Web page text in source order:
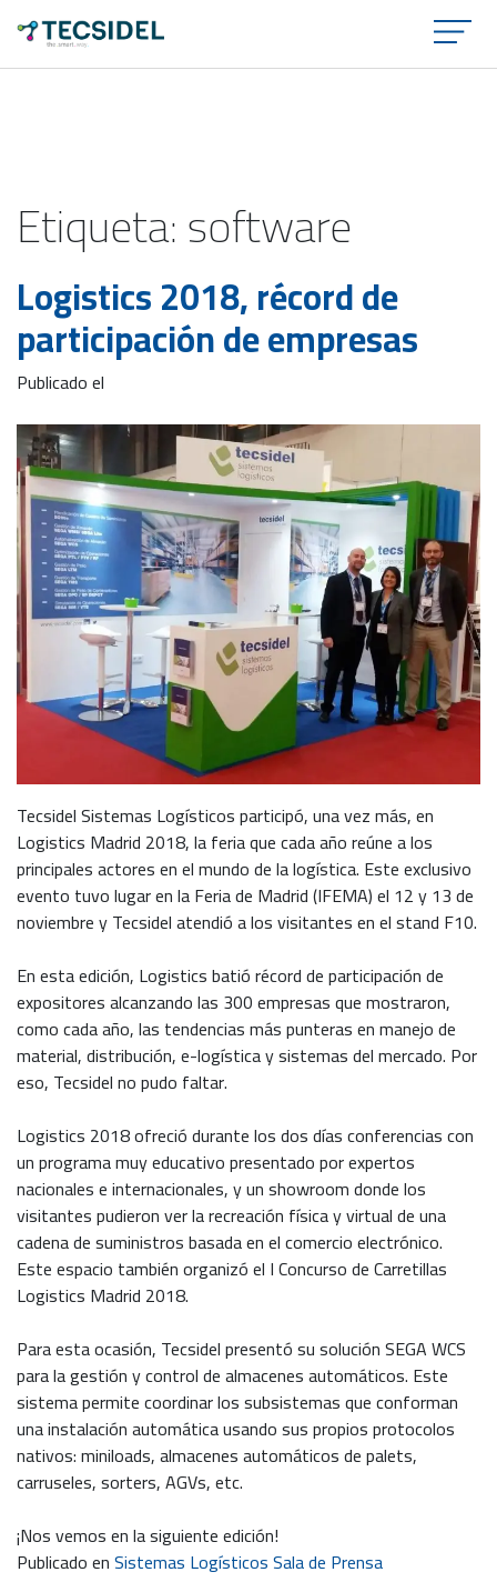
×
Etiqueta:software
Logistics 2018, récord de
participación de empresas
Publicado el
Tecsidel Sistemas Logísticos participó, una vez más, en
Logistics Madrid 2018, la feria que cada año reúne a los
principales actores en el mundo de la logística. Este exclusivo
evento tuvo lugar en la Feria de Madrid (IFEMA) el 12 y 13 de
noviembre y Tecsidel atendió a los visitantes en el stand F10.
En esta edición, Logistics batió récord de participación de
expositores alcanzando las 300 empresas que mostraron,
como cada año, las tendencias más punteras en manejo de
material, distribución, e-logística y sistemas del mercado. Por
eso, Tecsidel no pudo faltar.
Logistics 2018 ofreció durante los dos días conferencias con
un programa muy educativo presentado por expertos
nacionales e internacionales, y un showroom donde los
visitantes pudieron ver la recreación física y virtual de una
cadena de suministros basada en el comercio electrónico.
Este espacio también organizó el I Concurso de Carretillas
Logistics Madrid 2018.
Para esta ocasión, Tecsidel presentó su solución SEGA WCS
para la gestión y control de almacenes automáticos. Este
sistema permite coordinar los subsistemas que conforman
una instalación automática usando sus propios protocolos
nativos: miniloads, almacenes automáticos de palets,
carruseles, sorters, AGVs, etc.
¡Nos vemos en la siguiente edición!
Publicado enSistemas Logísticos Sala de Prensa